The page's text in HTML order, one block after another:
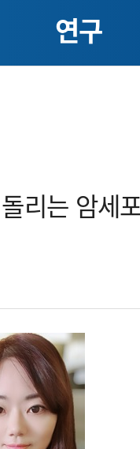
연구
리는 암세